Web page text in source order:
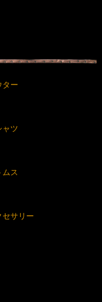
ター
ャツ
ムス
セサリー